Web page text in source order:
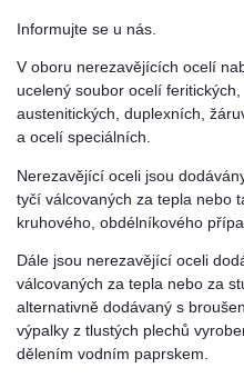
Informujte se u nás.
V oboru nerezavějících ocelí
ucelený soubor ocelí feritických,
austenitických, duplexních,
a ocelí speciálních.
Nerezavějící oceli jsou
tyčí válcovaných za tepla nebo
kruhového, obdélníkového
Dále jsou nerezavějící oceli
válcovaných za tepla nebo za
alternativně dodávaný s
výpalky z tlustých plechů
dělením vodním paprskem.